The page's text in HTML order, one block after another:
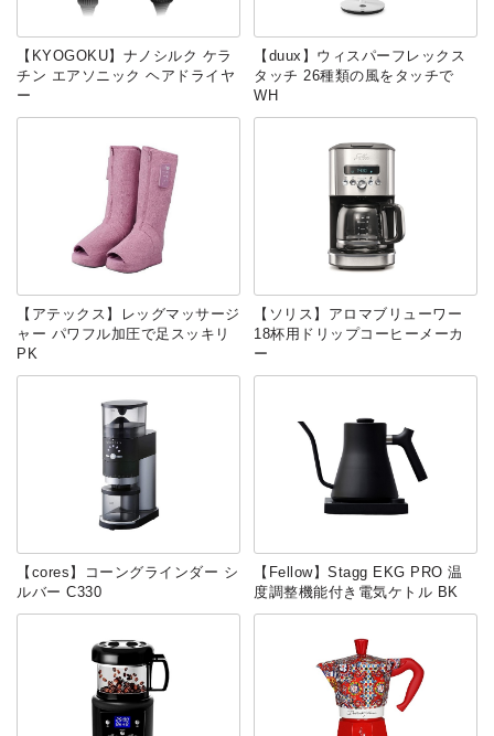
【KYOGOKU】ナノシルク ケラ
チン エアソニック ヘアドライヤ
ー
【duux】ウィスパーフレックス
タッチ 26種類の風をタッチで
WH
【アテックス】レッグマッサージ
ャー パワフル加圧で足スッキリ
PK
【ソリス】アロマブリューワー
18杯用ドリップコーヒーメーカ
ー
【‎cores】コーングラインダー シ
ルバー C330
【Fellow】Stagg EKG PRO 温
度調整機能付き電気ケトル BK